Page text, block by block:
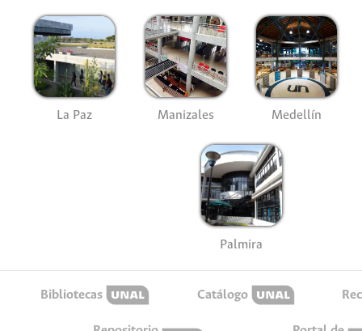
La Paz Manizales Medellín
Palmira
Bibliotecas Catálogo